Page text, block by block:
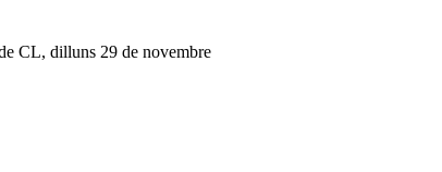
CL, dilluns 29 de novembre